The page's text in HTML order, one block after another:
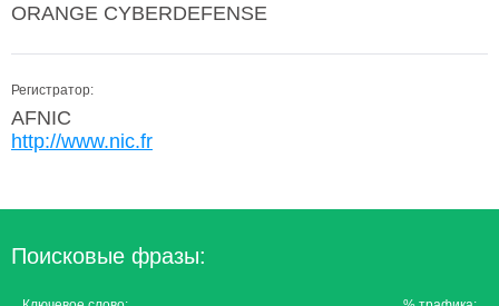
ORANGE CYBERDEFENSE
Регистратор:
AFNIC
http://www.nic.fr
Поисковые фразы: